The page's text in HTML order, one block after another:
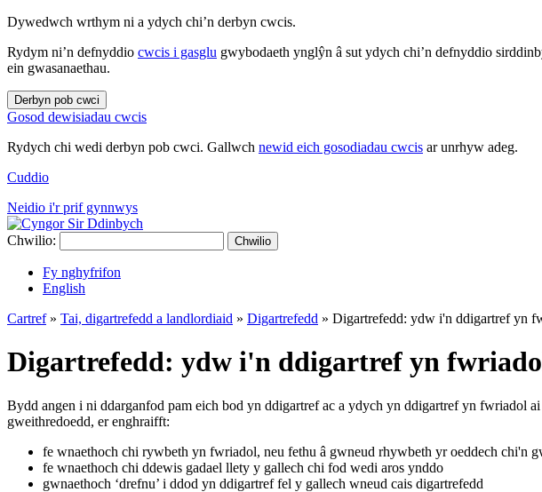
Dywedwch wrthym ni a ydych chi’n derbyn cwcis.
Rydym ni’n defnyddio cwcis i gasglu gwybodaeth ynglŷn â sut ydych chi’n defnyddio
ein gwasanaethau.
Derbyn pob cwci
Gosod dewisiadau cwcis
Rydych chi wedi derbyn pob cwci. Gallwch newid eich gosodiadau cwcis ar unrhyw adeg.
Cuddio
Neidio i'r prif gynnwys
Chwilio: Chwilio
Fy nghyfrifon
English
Cartref» Tai, digartrefedd a landlordiaid » Digartrefedd » Digartrefedd: ydw i'n ddigartref yn
Digartrefedd: ydw i'n ddigartref yn
Bydd angen i ni ddarganfod pam eich bod yn ddigartref ac a ydych yn ddigartref yn
gweithredoedd, er enghraifft:
fe wnaethoch chi rywbeth yn fwriadol, neu fethu â gwneud rhywbeth yr oeddech chi'n
fe wnaethoch chi ddewis gadael llety y gallech chi fod wedi aros ynddo
gwnaethoch ‘drefnu’ i ddod yn ddigartref fel y gallech wneud cais digartrefedd